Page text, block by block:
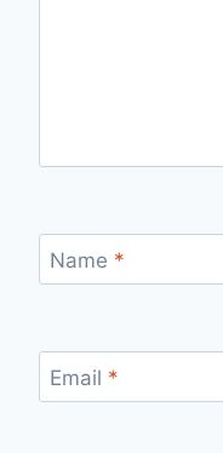
Name *
Email *